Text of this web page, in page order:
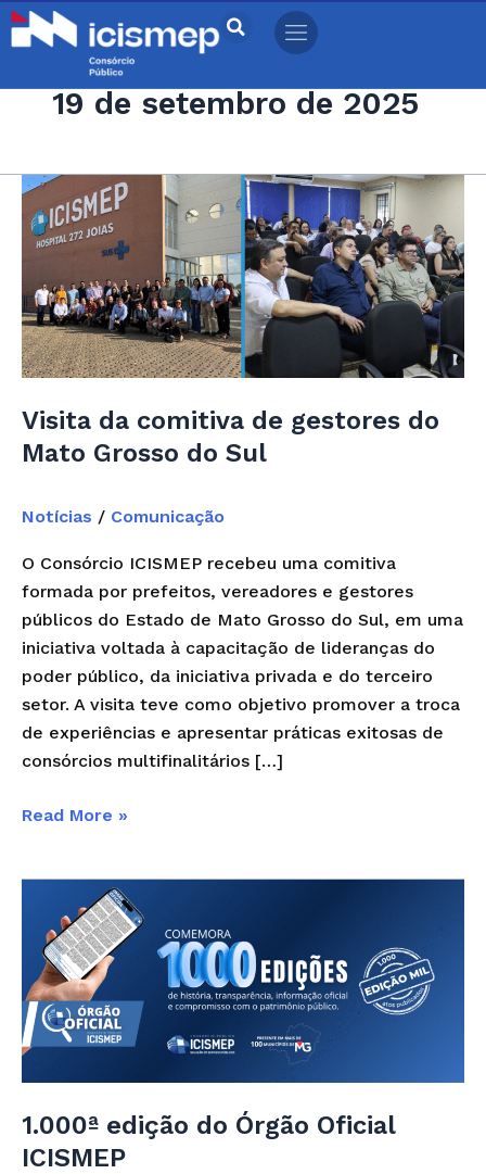
Ir
para
conteúdo19 de setembro de 2025
Visita da comitiva de gestores do
Mato Grosso do Sul
Notícias / Comunicação
O Consórcio ICISMEP recebeu uma comitiva
formada por prefeitos, vereadores e gestores
públicos do Estado de Mato Grosso do Sul, em uma
iniciativa voltada à capacitação de lideranças do
poder público, da iniciativa privada e do terceiro
setor. A visita teve como objetivo promover a troca
de experiências e apresentar práticas exitosas de
consórcios multifinalitários […]
Visita
da
comitiva
gestores
do
Mato
Grosso
do
Sul
Read More »
1.000ª edição do Órgão Oficial
ICISMEP
edição
Órgão
Oficial
ICISMEP